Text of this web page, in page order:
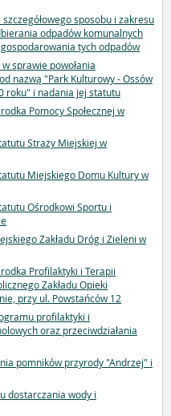
sposobu i zakresu
odpadów komunalnych
tych odpadów
sprawie powołania
nazwą "Park Kulturowy - Ossów
roku" i nadania jej statutu
Pomocy Społecznej w
Straży Miejskiej w
Miejskiego Domu Kultury w
Ośrodkowi Sportu i
Zakładu Dróg i Zieleni w
Profilaktyki i Terapii
Zakładu Opieki
przy ul. Powstańców 12
profilaktyki i
oraz przeciwdziałania
pomników przyrody "Andrzej" i
dostarczania wody i